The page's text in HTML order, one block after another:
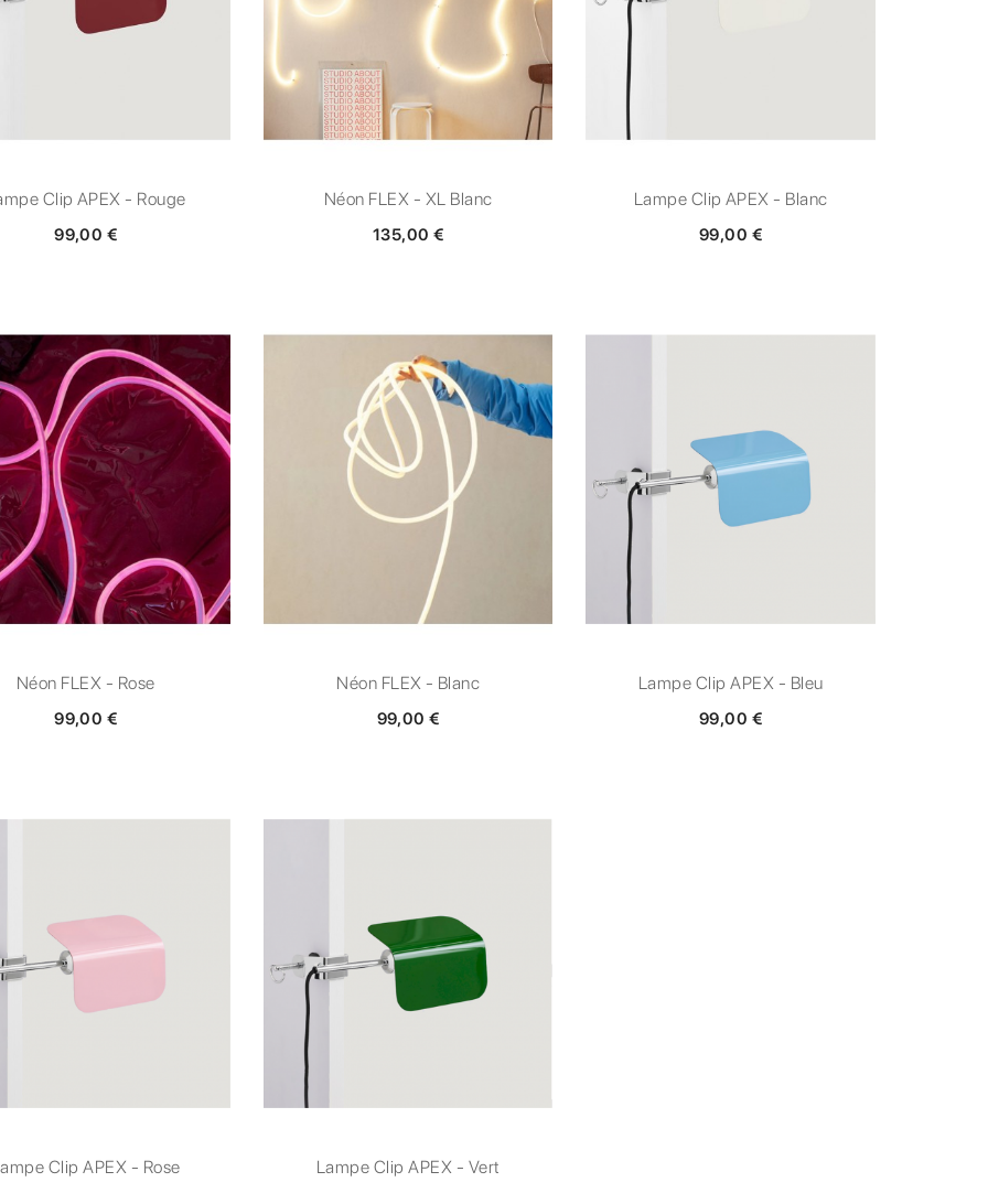
Clip APEX - Rouge
99,00 €
Néon FLEX - XL Blanc
135,00 €
Lampe Clip APEX - Blanc
99,00 €
Néon FLEX - Rose
99,00 €
Néon FLEX - Blanc
99,00 €
Lampe Clip APEX - Bleu
99,00 €
Clip APEX - Rose Lampe Clip APEX - Vert